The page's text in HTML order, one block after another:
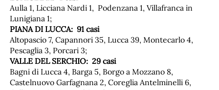
Aulla 1, Licciana Nardi 1, Podenzana 1, Villafranca in
Lunigiana 1;
PIANA DI LUCCA: 91 casi
Altopascio 7, Capannori 35, Lucca 39, Montecarlo 4,
Pescaglia 3, Porcari 3;
VALLE DEL SERCHIO: 29 casi
Bagni di Lucca 4, Barga 5, Borgo a Mozzano 8,
Castelnuovo Garfagnana 2, Coreglia Antelminelli 6,